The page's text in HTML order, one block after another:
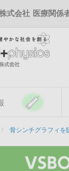
式会社 医療関係
骨シンチグラフィを